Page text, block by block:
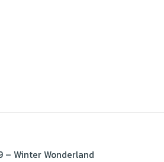
– Winter Wonderland